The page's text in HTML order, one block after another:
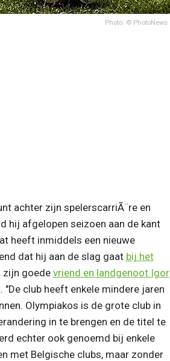
Photo: © PhotoNews
achter zijn spelerscarriÃ¨re en
hij afgelopen seizoen aan de kant
heeft inmiddels een nieuwe
dat hij aan de slag gaat bij het
zijn goede vriend en landgenoot Igor
club heeft enkele mindere jaren
Olympiakos is de grote club in
in te brengen en de titel te
echter ook genoemd bij enkele
met Belgische clubs, maar zonder